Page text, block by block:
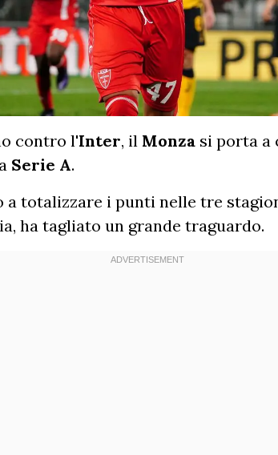
contro l'Inter, il Monza si porta a
Serie A.
a totalizzare i punti nelle tre
ha tagliato un grande traguardo.